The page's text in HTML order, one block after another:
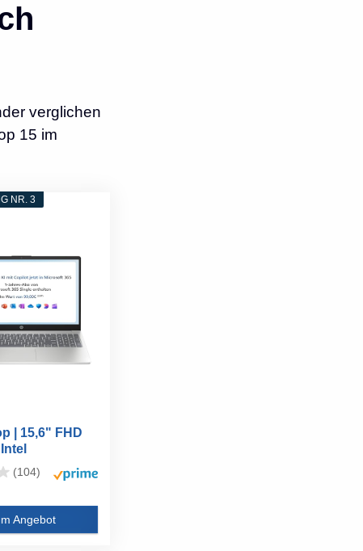
verglichen
15 im
NR. 3
| 15,6" FHD
(104)
Angebot